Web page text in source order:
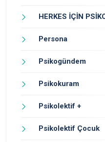
HERKES İÇİN
Persona
Psikogündem
Psikokuram
Psikolektif +
Psikolektif Çocuk